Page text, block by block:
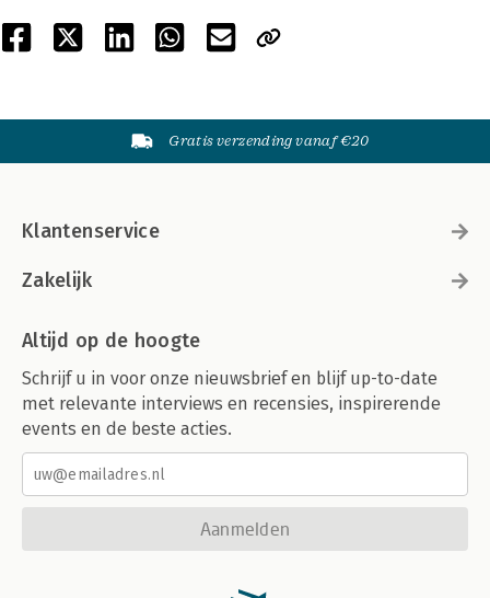
Gratis verzending vanaf €20
Klantenservice
Zakelijk
Altijd op de hoogte
Schrijf u in voor onze nieuwsbrief en blijf up-to-date
met relevante interviews en recensies, inspirerende
events en de beste acties.
Aanmelden